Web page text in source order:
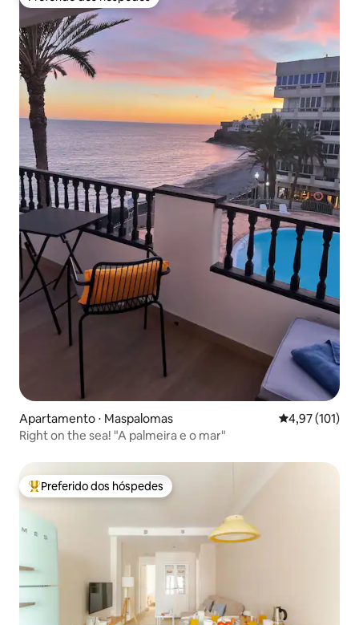
Preferido dos hóspedes
Apartamento ⋅ Maspalomas 4,97 de uma
4,97 (101)
Right on the sea! "A palmeira e o mar"
Entre os melhores preferidos dos hóspedes
Preferido dos hóspedes